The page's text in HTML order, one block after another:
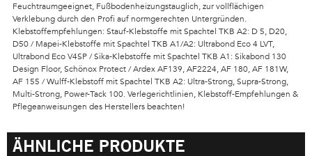
Feuchtraumgeeignet, Fußbodenheizungstauglich, zur vollflächigen
Verklebung durch den Profi auf normgerechten Untergründen.
Klebstoffempfehlungen: Stauf-Klebstoffe mit Spachtel TKB A2: D 5, D20,
D50 / Mapei-Klebstoffe mit Spachtel TKB A1/A2: Ultrabond Eco 4 LVT,
Ultrabond Eco V4SP / Sika-Klebstoffe mit Spachtel TKB A1: Sikabond 130
Design Floor, Schönox Protect / Ardex AF139, AF2224, AF 180, AF 181W,
AF 155 / Wulff-Klebstoff mit Spachtel TKB A2: Ultra-Strong, Supra-Strong,
Multi-Strong, Power-Tack 100. Verlegerichtlinien, Klebstoff-Empfehlungen &
Pflegeanweisungen des Herstellers beachten!
ÄHNLICHE PRODUKTE